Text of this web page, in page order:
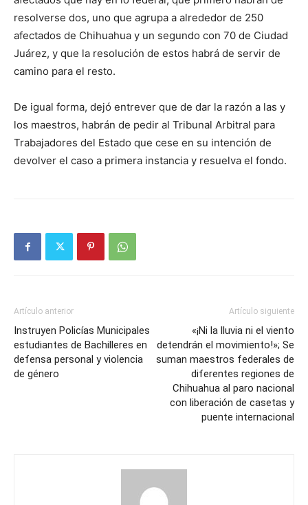
resolverse dos, uno que agrupa a alrededor de 250
afectados de Chihuahua y un segundo con 70 de Ciudad
Juárez, y que la resolución de estos habrá de servir de
camino para el resto.
De igual forma, dejó entrever que de dar la razón a las y
los maestros, habrán de pedir al Tribunal Arbitral para
Trabajadores del Estado que cese en su intención de
devolver el caso a primera instancia y resuelva el fondo.
Artículo anterior
Instruyen Policías Municipales
estudiantes de Bachilleres en
defensa personal y violencia
de género
Artículo siguiente
«¡Ni la lluvia ni el viento
detendrán el movimiento!»; Se
suman maestros federales de
diferentes regiones de
Chihuahua al paro nacional
con liberación de casetas y
puente internacional